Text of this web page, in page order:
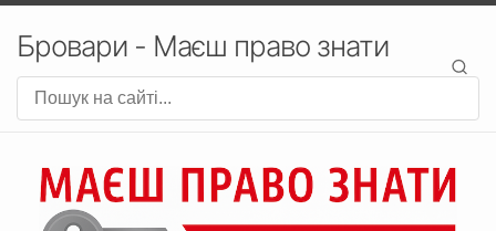
Бровари - Маєш право знати